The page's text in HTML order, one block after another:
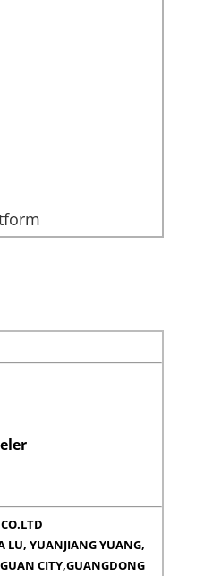
LU, YUANJIANG YUANG,
CITY,GUANGDONG